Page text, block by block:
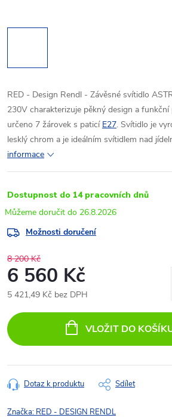
RED - Design Rendl - Závěsné svítidlo
230V charakterizuje pěkný design a
určeno 7 žárovek s paticí E27. Svítidlo je
lesklý chrom a je ideálním svítidlem nad
informace
Dostupnost do 14 pracovních dnů
26.8.2026
Možnosti doručení
8 200 Kč
6 560 Kč
5 421,49 Kč bez DPH
cena:
VLOŽIT DO
Dotaz k produktu Sdílet
Značka: RED - DESIGN RENDL